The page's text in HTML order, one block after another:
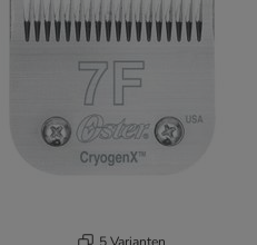
5 Varianten